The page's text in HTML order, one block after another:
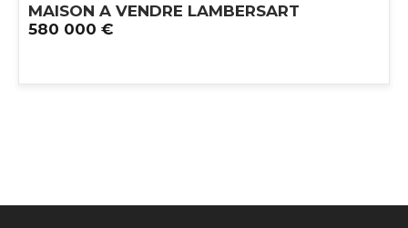
MAISON A VENDRE LAMBERSART
580 000 €